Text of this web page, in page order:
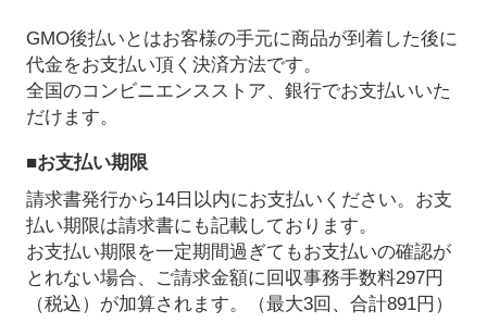
GMO後払いとはお客様の手元に商品が到着した後に
代金をお支払い頂く決済方法です。
全国のコンビニエンスストア、銀行でお支払いいた
だけます。
■お支払い期限
請求書発行から14日以内にお支払いください。お支
払い期限は請求書にも記載しております。
お支払い期限を一定期間過ぎてもお支払いの確認が
とれない場合、ご請求金額に回収事務手数料297円
（税込）が加算されます。（最大3回、合計891円）